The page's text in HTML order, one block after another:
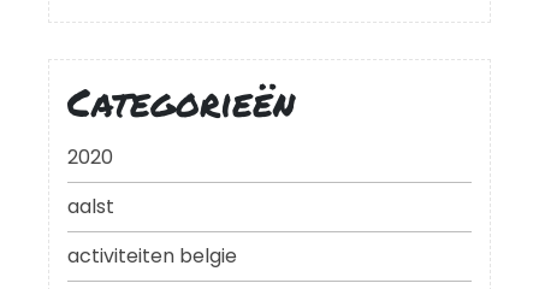
Categorieën
2020
aalst
activiteiten belgie